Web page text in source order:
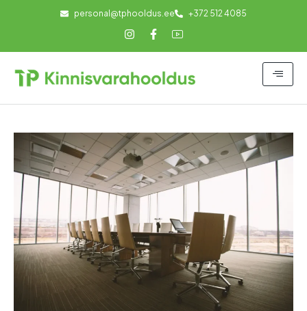
personal@tphooldus.ee +372 512 4085